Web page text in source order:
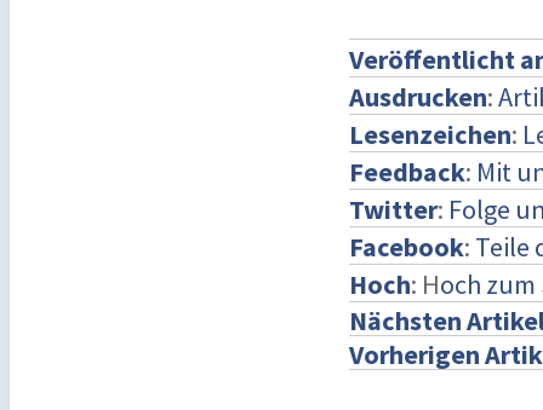
Veröffentlicht
Ausdrucken:
Lesenzeichen:
Feedback: Mit
Twitter: Folge
Facebook: Teile
Hoch: Hoch
Nächsten
Vorherigen